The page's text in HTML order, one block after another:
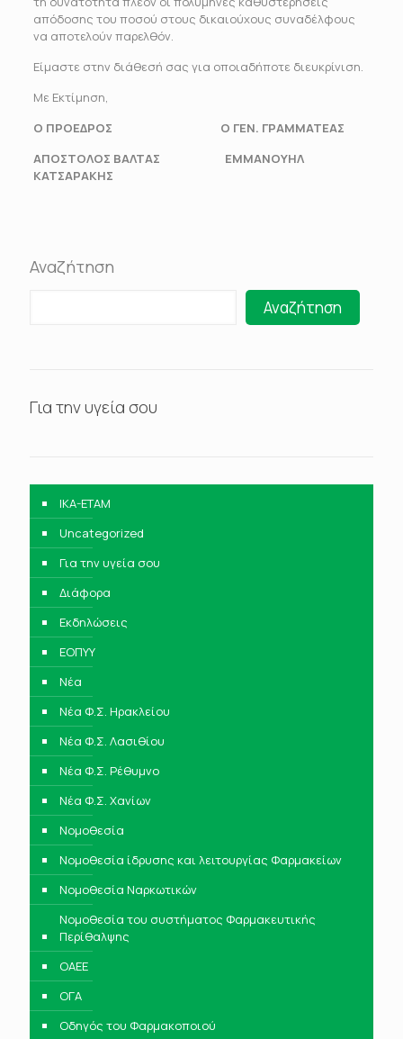
απόδοσης του ποσού στους δικαιούχους συναδέλφους
να αποτελούν παρελθόν.
Είμαστε στην διάθεσή σας για οποιαδήποτε διευκρίνιση.
Με Εκτίμηση,
Ο ΠΡΟΕΔΡΟΣ Ο ΓΕΝ. ΓΡΑΜΜΑΤΕΑΣ
ΑΠΟΣΤΟΛΟΣ ΒΑΛΤΑΣ ΕΜΜΑΝΟΥΗΛ
ΚΑΤΣΑΡΑΚΗΣ
Αναζήτηση
Αναζήτηση
Για την υγεία σου
IKA-ETAM
Uncategorized
Για την υγεία σου
Διάφορα
Εκδηλώσεις
ΕΟΠΥΥ
Νέα
Νέα Φ.Σ. Ηρακλείου
Νέα Φ.Σ. Λασιθίου
Νέα Φ.Σ. Ρέθυμνο
Νέα Φ.Σ. Χανίων
Νομοθεσία
Νομοθεσία ίδρυσης και λειτουργίας Φαρμακείων
Νομοθεσία Ναρκωτικών
Νομοθεσία του συστήματος Φαρμακευτικής
Περίθαλψης
ΟΑΕΕ
ΟΓΑ
Οδηγός του Φαρμακοποιού